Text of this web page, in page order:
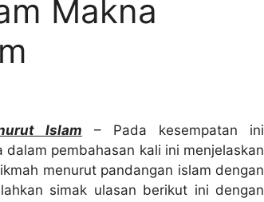
Makna
Islam – Pada kesempatan ini
pembahasan kali ini menjelaskan
menurut pandangan islam dengan
simak ulasan berikut ini dengan